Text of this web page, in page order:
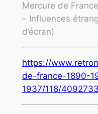
Mercure de
– Influences
d’écran)
https://
de-france-1890-
1937/118/